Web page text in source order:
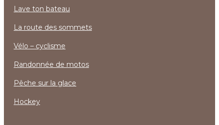
lave ton bateau
la route des sommets
vélo – cyclisme
randonnée de motos
pêche sur la glace
hockey